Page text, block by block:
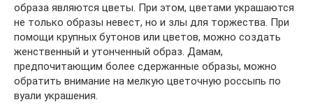
образа являются цветы. При этом, цветами украшаются
не только образы невест, но и злы для торжества. При
помощи крупных бутонов или цветов, можно создать
женственный и утонченный образ. Дамам,
предпочитающим более сдержанные образы, можно
обратить внимание на мелкую цветочную россыпь по
вуали украшения.